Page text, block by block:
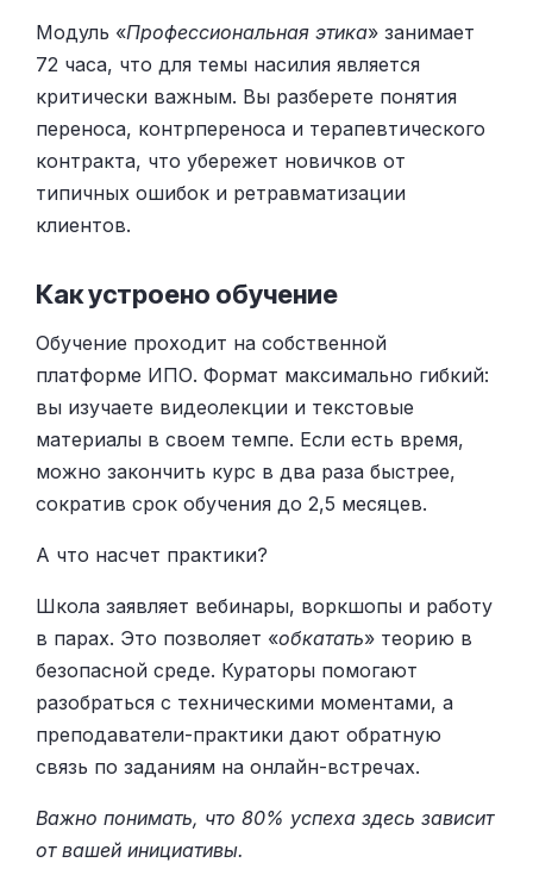
Модуль «Профессиональная этика» занимает
72 часа, что для темы насилия является
критически важным. Вы разберете понятия
переноса, контрпереноса и терапевтического
контракта, что убережет новичков от
типичных ошибок и ретравматизации
клиентов.
Как устроено обучение
Обучение проходит на собственной
платформе ИПО. Формат максимально гибкий:
вы изучаете видеолекции и текстовые
материалы в своем темпе. Если есть время,
можно закончить курс в два раза быстрее,
сократив срок обучения до 2,5 месяцев.
А что насчет практики?
Школа заявляет вебинары, воркшопы и работу
в парах. Это позволяет «обкатать» теорию в
безопасной среде. Кураторы помогают
разобраться с техническими моментами, а
преподаватели-практики дают обратную
связь по заданиям на онлайн-встречах.
Важно понимать, что 80% успеха здесь зависит
от вашей инициативы.